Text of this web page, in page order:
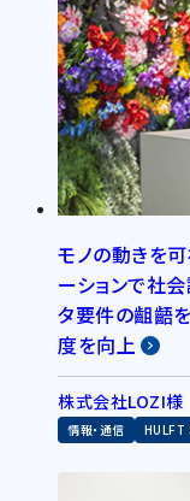
モノの動きを
ーションで社
タ要件の齟齬
度を向上
株式会社LOZI様
情報・通信